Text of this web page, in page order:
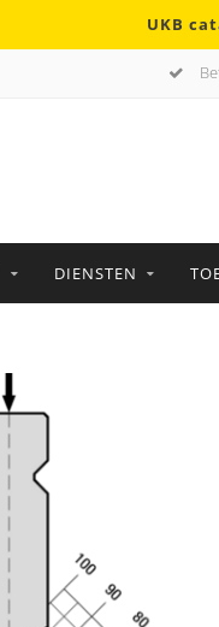
UKB
DIENSTEN